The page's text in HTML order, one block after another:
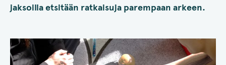
jaksoilla etsitään ratkaisuja parempaan arkeen.